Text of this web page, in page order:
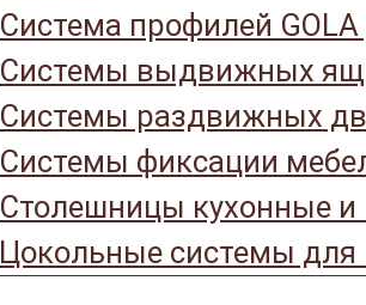
Система профилей
Системы выдвижных
Системы раздвижных
Системы фиксации
Столешницы кухонные
Цокольные системы для